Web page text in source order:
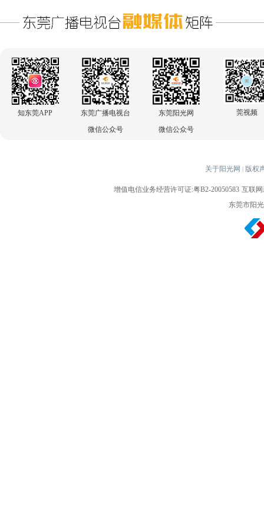
知东莞APP
东莞广播电视台
微信公众号
东莞阳光网
微信公众号
莞视频
关于阳光网 | 版权
增值电信业务经营许可证:粤B2-20050583 互联网
东莞市阳